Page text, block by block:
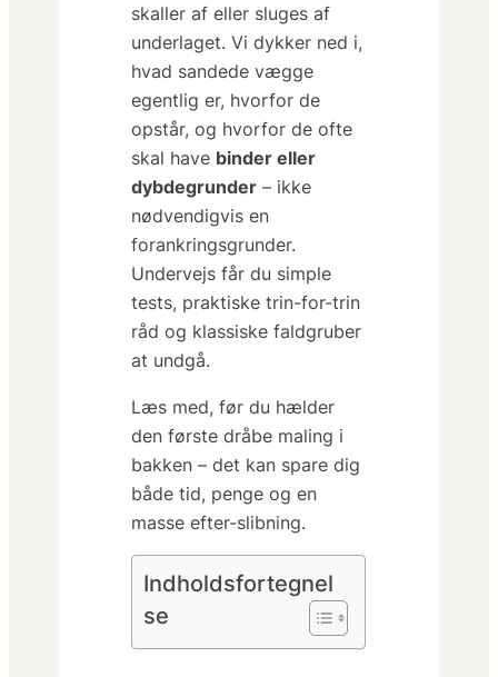
skaller af eller sluges af
underlaget. Vi dykker ned i,
hvad sandede vægge
egentlig er, hvorfor de
opstår, og hvorfor de ofte
skal have binder eller
dybdegrunder – ikke
nødvendigvis en
forankringsgrunder.
Undervejs får du simple
tests, praktiske trin-for-trin
råd og klassiske faldgruber
at undgå.
Læs med, før du hælder
den første dråbe maling i
bakken – det kan spare dig
både tid, penge og en
masse efter-slibning.
Indholdsfortegnel
se